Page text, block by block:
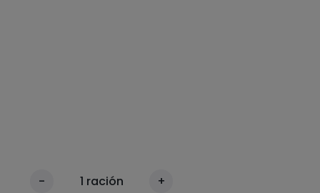
- 1 ración +